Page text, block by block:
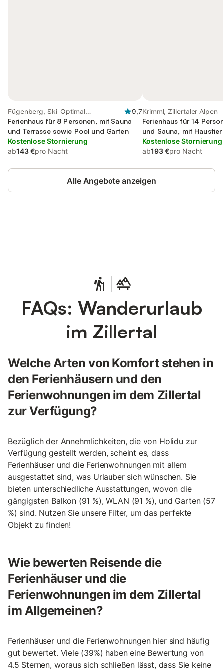
Fügenberg, Ski-Optimal
Hochzillertal
9,7
Ferienhaus für 8 Personen, mit Sauna
und Terrasse sowie Pool und Garten
Kostenlose Stornierung
ab143 €pro Nacht
Krimml, Zillertaler Alpen
Ferienhaus für 14
und Sauna, mit Haustier
Kostenlose Stornierung
ab193 €pro Nacht
Alle Angebote anzeigen
FAQs: Wanderurlaub
im Zillertal
Welche Arten von Komfort stehen in
den Ferienhäusern und den
Ferienwohnungen im dem Zillertal
zur Verfügung?
Bezüglich der Annehmlichkeiten, die von Holidu zur
Verfügung gestellt werden, scheint es, dass
Ferienhäuser und die Ferienwohnungen mit allem
ausgestattet sind, was Urlauber sich wünschen. Sie
bieten unterschiedliche Ausstattungen, wovon die
gängigsten Balkon (91 %), WLAN (91 %), und Garten (57
%) sind. Nutzen Sie unsere Filter, um das perfekte
Objekt zu finden!
Wie bewerten Reisende die
Ferienhäuser und die
Ferienwohnungen im dem Zillertal
im Allgemeinen?
Ferienhäuser und die Ferienwohnungen hier sind häufig
gut bewertet. Viele (39%) haben eine Bewertung von
4.5 Sternen, woraus sich schließen lässt, dass Sie keine